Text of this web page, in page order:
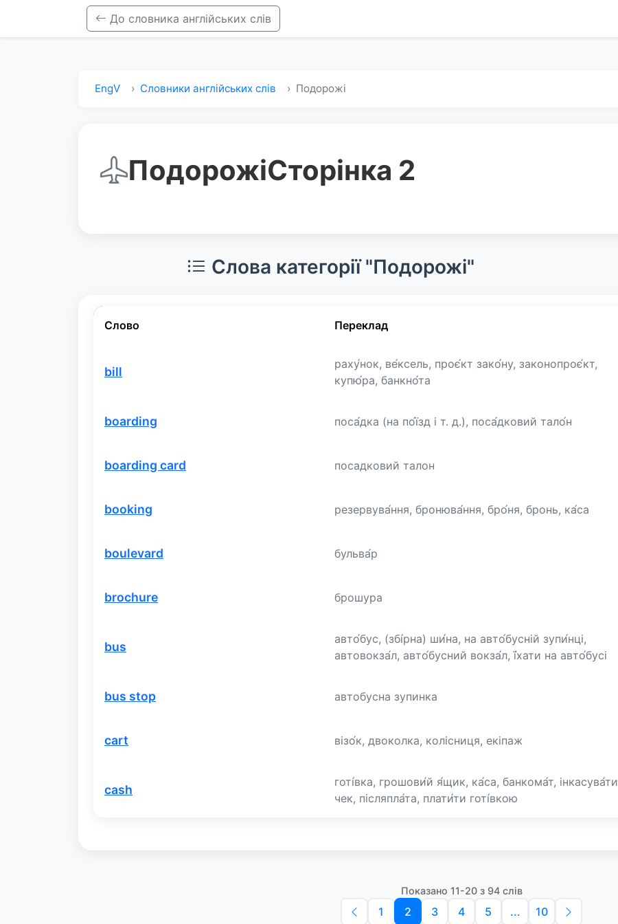
До словника англійських слів
EngV Словники англійських слів Подорожі
ПодорожіСторінка 2
Слова категорії "Подорожі"
Слово Переклад
bill
раху́нок, ве́ксель, проє́кт зако́ну, законопроє́кт,
купю́ра, банкно́та
boarding поса́дка (на по́їзд і т. д.), поса́дковий тало́н
boarding card посадковий талон
booking резервува́ння, бронюва́ння, бро́ня, бронь, ка́са
boulevard бульва́р
brochure брошура
bus
авто́бус, (збі́рна) ши́на, на авто́бусній зупи́нці,
автовокза́л, авто́бусний вокза́л, ї́хати на авто́бусі
bus stop автобусна зупинка
cart візо́к, двоколка, колісниця, екіпаж
cash
готі́вка, грошови́й я́щик, ка́са, банкома́т, інкасува́ти
чек, післяпла́та, плати́ти готі́вкою
Показано 11-20 з 94 слів
1 2 3 4 5 ... 10